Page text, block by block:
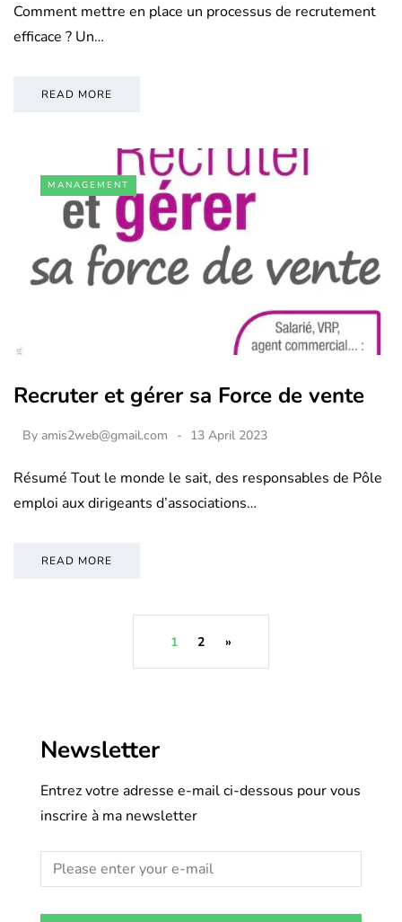
Comment mettre en place un processus de recrutement
efficace ? Un…
READ MORE
MANAGEMENT
Recruter et gérer sa Force de vente
By amis2web@gmail.com 13 April 2023
Résumé Tout le monde le sait, des responsables de Pôle
emploi aux dirigeants d’associations…
READ MORE
1 2 »
Newsletter
Entrez votre adresse e-mail ci-dessous pour vous
inscrire à ma newsletter